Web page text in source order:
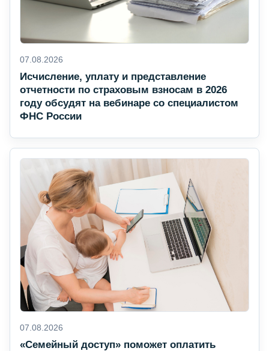
07.08.2026
Исчисление, уплату и представление
отчетности по страховым взносам в 2026
году обсудят на вебинаре со специалистом
ФНС России
07.08.2026
«Семейный доступ» поможет оплатить